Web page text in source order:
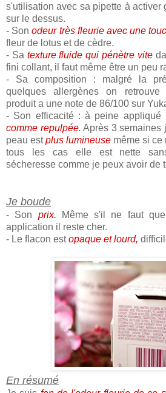
s'utilisation avec sa pipette à activer
sur le dessus.
- Sonodeur très fleurie avec une
fleur de lotus et de cèdre.
- Sa texture fluide qui pénètre vite
fini collant, il faut même être un peu
- Sa composition : malgré la
quelques allergènes on retrouve
produit a une note de 86/100 sur
- Son efficacité : à peine
comme repulpée. Après 3 semaines
peau estplus lumineuse même si ce
tous les cas elle est nette
sécheresse comme je peux avoir de
Je boude
- Son prix. Même s'il ne faut
application il reste cher.
- Le flacon estopaque et lourd,
En résumé